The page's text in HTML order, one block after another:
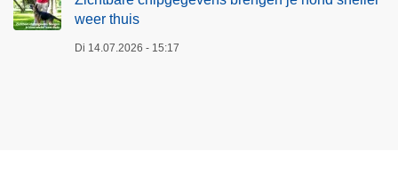
weer thuis
Di 14.07.2026 - 15:17